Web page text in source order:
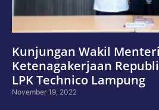
Kunjungan Wakil Menteri
Ketenagakerjaan
LPK Technico Lampung
November 19, 2022